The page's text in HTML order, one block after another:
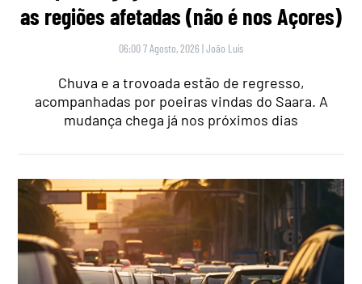
as regiões afetadas (não é nos Açores)
06:00 7 Agosto, 2026 |João Luís
Chuva e a trovoada estão de regresso,
acompanhadas por poeiras vindas do Saara. A
mudança chega já nos próximos dias